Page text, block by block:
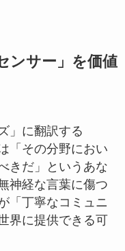
ンサー」を価値
」に翻訳する
「その分野におい
きだ」というあな
神経な言葉に傷つ
「丁寧なコミュニ
界に提供できる可